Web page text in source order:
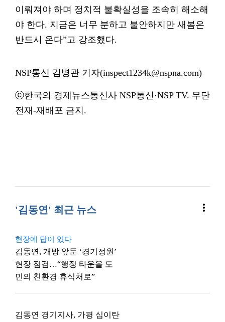
이뤄져야 하며 정치적 불확실성을 조속히 해소해
야 한다. 지금은 너무 분하고 불안하지만 새봄은
반드시 온다”고 강조했다.
NSP통신 김병관 기자(inspect1234k@nspna.com)
ⓒ한국의 경제뉴스통신사 NSP통신·NSP TV. 무단
전재-재배포 금지.
'김동연' 최근 뉴스 more_vert
현장에 답이 있다
김동연, 개방 앞둔 ‘경기정원’
현장 점검…“행정 타운을 도
민의 친환경 휴식처로”
김동연 경기지사, 가평 십이탄